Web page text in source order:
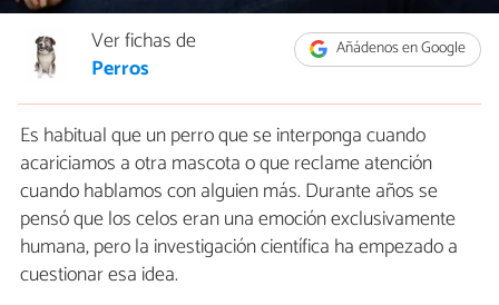
Añádenos en Google
Ver fichas de
Perros
Es habitual que un perro que se interponga cuando
acariciamos a otra mascota o que reclame atención
cuando hablamos con alguien más. Durante años se
pensó que los celos eran una emoción exclusivamente
humana, pero la investigación científica ha empezado a
cuestionar esa idea.